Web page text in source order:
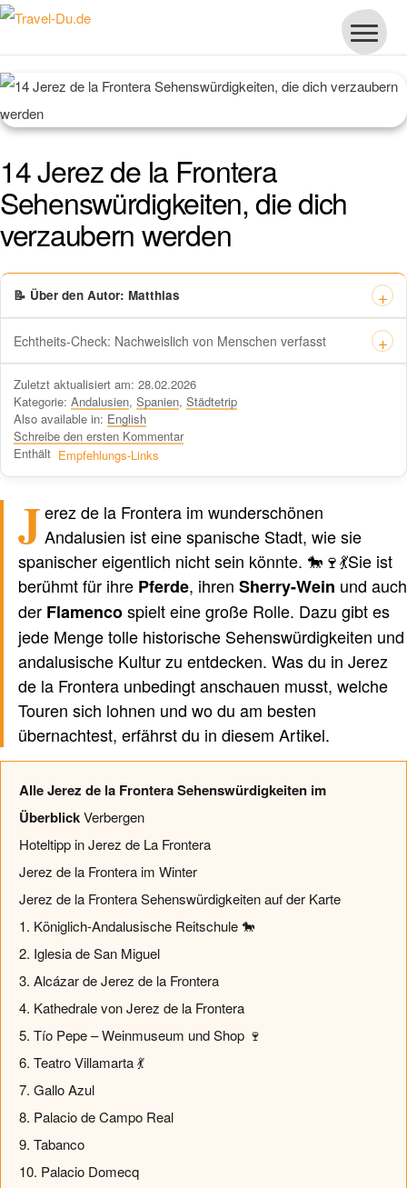
14 Jerez de la Frontera
Sehenswürdigkeiten, die dich
verzaubern werden
📝 Über den Autor: Matthias
Echtheits-Check: Nachweislich von Menschen verfasst
https://travel-du.de von Winston AI geprüft wurde und die Inhalte von
menschlichen Autoren ohne KI-Tools verfasst wurden.
nicht von KI
Zuletzt aktualisiert am: 28.02.2026
Kategorie: Andalusien, Spanien, Städtetrip
Also available in: English
Schreibe den ersten Kommentar
Enthält Empfehlungs-Links
Jerez de la Frontera im wunderschönen
Andalusien ist eine spanische Stadt, wie sie
spanischer eigentlich nicht sein könnte. 🐎🍷💃Sie ist
berühmt für ihre Pferde, ihren Sherry-Wein und auch
der Flamencospielt eine große Rolle. Dazu gibt es
jede Menge tolle historische Sehenswürdigkeiten und
andalusische Kultur zu entdecken. Was du in Jerez
de la Frontera unbedingt anschauen musst, welche
Touren sich lohnen und wo du am besten
übernachtest, erfährst du in diesem Artikel.
Alle Jerez de la Frontera Sehenswürdigkeiten im
ÜberblickVerbergen
Hoteltipp in Jerez de La Frontera
Jerez de la Frontera im Winter
Jerez de la Frontera Sehenswürdigkeiten auf der Karte
1. Königlich-Andalusische Reitschule 🐎
2. Iglesia de San Miguel
3. Alcázar de Jerez de la Frontera
4. Kathedrale von Jerez de la Frontera
5. Tío Pepe – Weinmuseum und Shop 🍷
6. Teatro Villamarta 💃
7. Gallo Azul
8. Palacio de Campo Real
9. Tabanco
10. Palacio Domecq